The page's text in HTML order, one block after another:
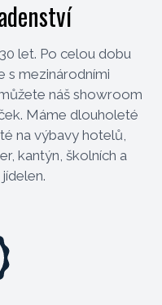
let. Po celou dobu
s mezinárodními
náš showroom
Máme dlouholeté
na výbavy hotelů,
kantýn, školních a